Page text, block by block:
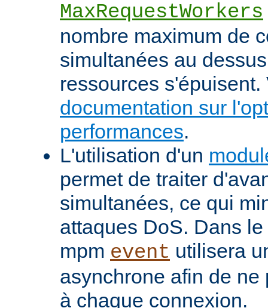
MaxRequestWorkers
nombre maximum de
simultanées au
ressources s'épuisent.
documentation sur
performances.
L'utilisation d'un
permet de traiter
simultanées, ce qui
attaques DoS. Dans
mpm event utilisera
asynchrone afin de
à chaque connexion.